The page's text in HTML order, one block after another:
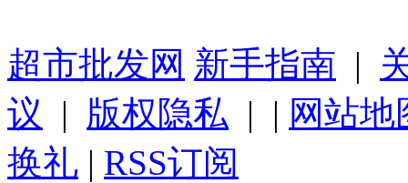
超市批发网 新手指南 |
议 | 版权隐私 | | 网站地
换礼 | RSS订阅